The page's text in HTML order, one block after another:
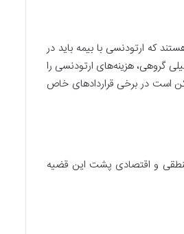
که ارتودنسی با بیمه باید در
گروهی، هزینه‌های ارتودنسی را
ممکن است در برخی قراردادهای خاص
منطقی و اقتصادی پشت این قضیه